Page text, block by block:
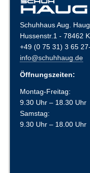
Schuhhaus Aug.
Hussenstr.1 - 78462
+49 (0 75 31) 3 65
info@schuhhaug.de
Öffnungszeiten:
Montag-Freitag:
9.30 Uhr – 18.30 Uhr
Samstag:
9.30 Uhr – 18.00 Uhr